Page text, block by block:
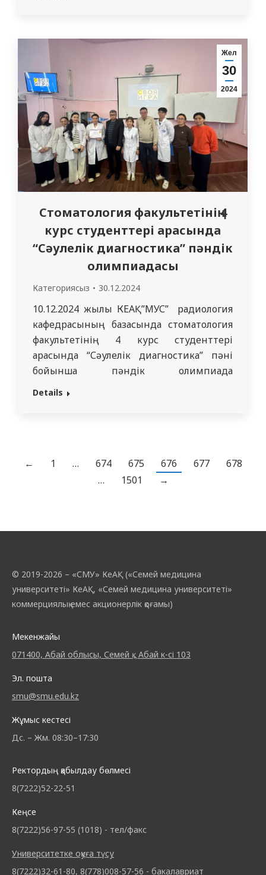
атты тақырыпта дөңгелек үстел өткізді.
Дөңгелек үстел барысында дұрыс
тамақтанудың денсаулыққа
маңыздылығы және студенттерге
пайдалы, зиянды…
Жел
30
2024
Стоматология факультетінің 4
курс студенттері арасында
“Сәулелік диагностика” пәндік
олимпиадасы
Категориясыз 30.12.2024
10.12.2024 жылы КЕАҚ”МУС” радиология
кафедрасының базасында стоматология
факультетінің 4 курс студенттері
арасында “Сәулелік диагностика” пәні
бойынша пәндік олимпиада
ұйымдастырылды. Олимпиаданың
стоматология факультетінің 4 курс
студенттерінен циклден өту кезеңінде
Details
← 1 … 674 675 676 677
678
…
1501 →
© 2019-2026 – «СМУ» КеАҚ («Семей медицина
университеті» КеАҚ, «Семей медицина университеті»
коммерциялық емес акционерлік қоғамы)
Мекенжайы
071400, Абай облысы, Семей қ., Абай к-сі 103
Эл. пошта
smu@smu.edu.kz
Жұмыс кестесі
Дс. – Жм. 08:30–17:30
Ректордың қабылдау бөлмесі
8(7222)52-22-51
Кеңсе
8(7222)56-97-55 (1018) - тел/факс
Университетке оқуға түсу
8(7222)32-61-80, 8(778)008-57-56 - бакалавриат